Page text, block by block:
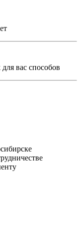
вас способов